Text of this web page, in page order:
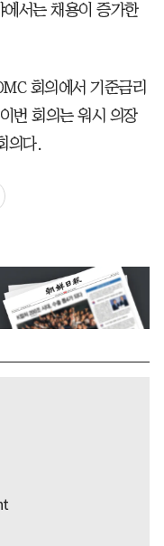
서는 채용이 증가한
회의에서 기준금리
번 회의는 워시 의장
의다.